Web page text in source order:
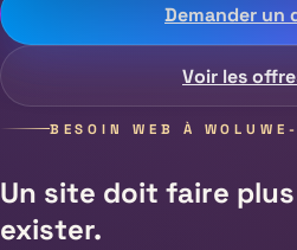
Demander un
Voir les
BESOIN WEB À
Un site doit faire
exister.